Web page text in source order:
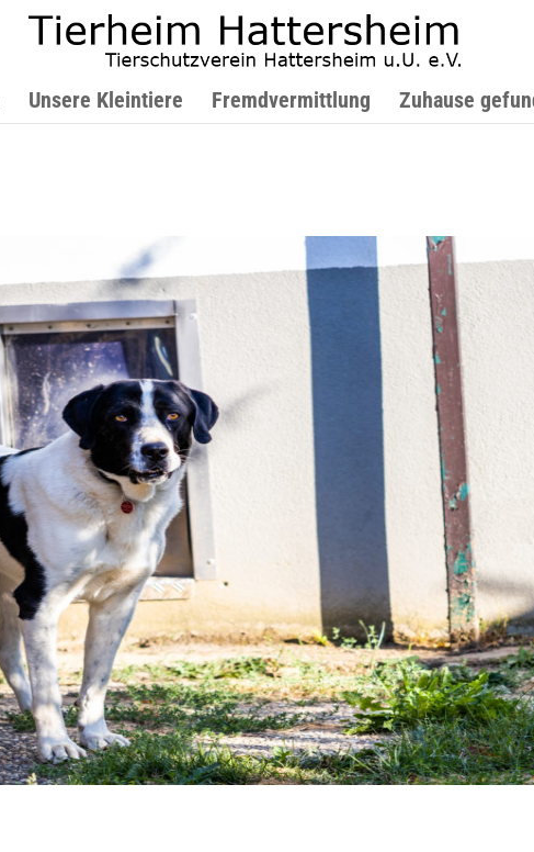
Unsere Kleintiere Fremdvermittlung Zuhause